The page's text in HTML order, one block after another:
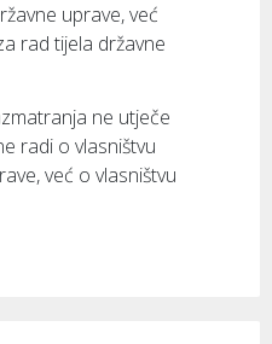
uprave, već
rad tijela državne
ne utječe
radi o vlasništvu
već o vlasništvu